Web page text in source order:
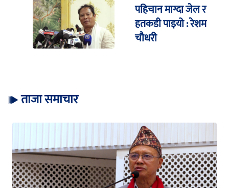
पहिचान माग्दा जेल र
हतकडी पाइयो : रेशम
चौधरी
ताजा समाचार